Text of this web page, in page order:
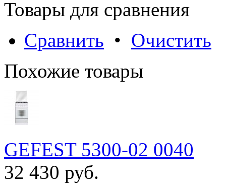
Товары для сравнения
Сравнить • Очистить
Похожие товары
GEFEST 5300-02 0040
32 430 руб.